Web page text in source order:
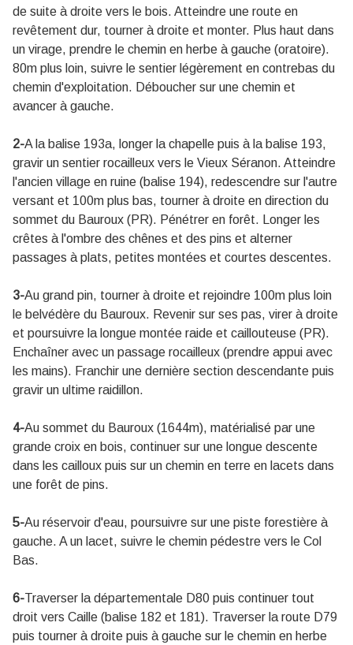
de suite à droite vers le bois. Atteindre une route en
revêtement dur, tourner à droite et monter. Plus haut dans
un virage, prendre le chemin en herbe à gauche (oratoire).
80m plus loin, suivre le sentier légèrement en contrebas du
chemin d'exploitation. Déboucher sur une chemin et
avancer à gauche.
2-A la balise 193a, longer la chapelle puis à la balise 193,
gravir un sentier rocailleux vers le Vieux Séranon. Atteindre
l'ancien village en ruine (balise 194), redescendre sur l'autre
versant et 100m plus bas, tourner à droite en direction du
sommet du Bauroux (PR). Pénétrer en forêt. Longer les
crêtes à l'ombre des chênes et des pins et alterner
passages à plats, petites montées et courtes descentes.
3-Au grand pin, tourner à droite et rejoindre 100m plus loin
le belvédère du Bauroux. Revenir sur ses pas, virer à droite
et poursuivre la longue montée raide et caillouteuse (PR).
Enchaîner avec un passage rocailleux (prendre appui avec
les mains). Franchir une dernière section descendante puis
gravir un ultime raidillon.
4-Au sommet du Bauroux (1644m), matérialisé par une
grande croix en bois, continuer sur une longue descente
dans les cailloux puis sur un chemin en terre en lacets dans
une forêt de pins.
5-Au réservoir d'eau, poursuivre sur une piste forestière à
gauche. A un lacet, suivre le chemin pédestre vers le Col
Bas.
6-Traverser la départementale D80 puis continuer tout
droit vers Caille (balise 182 et 181). Traverser la route D79
puis tourner à droite puis à gauche sur le chemin en herbe